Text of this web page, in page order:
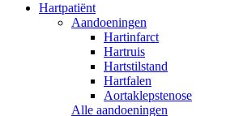
Hartpatiënt
Aandoeningen
Hartinfarct
Hartruis
Hartstilstand
Hartfalen
Aortaklepstenose
Alle aandoeningen